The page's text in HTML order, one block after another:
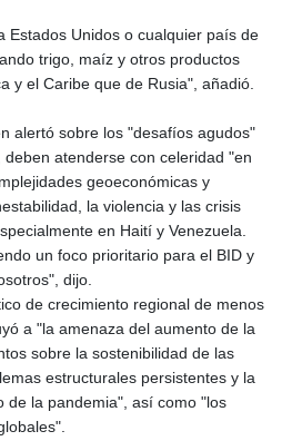
Estados Unidos o cualquier país de
trigo, maíz y otros productos
y el Caribe que de Rusia", añadió.
alertó sobre los "desafíos agudos"
atenderse con celeridad "en
geoeconómicas y
la violencia y las crisis
en Haití y Venezuela.
un foco prioritario para el BID y
dijo.
de crecimiento regional de menos
a "la amenaza del aumento de la
sobre la sostenibilidad de las
estructurales persistentes y la
de la pandemia", así como "los